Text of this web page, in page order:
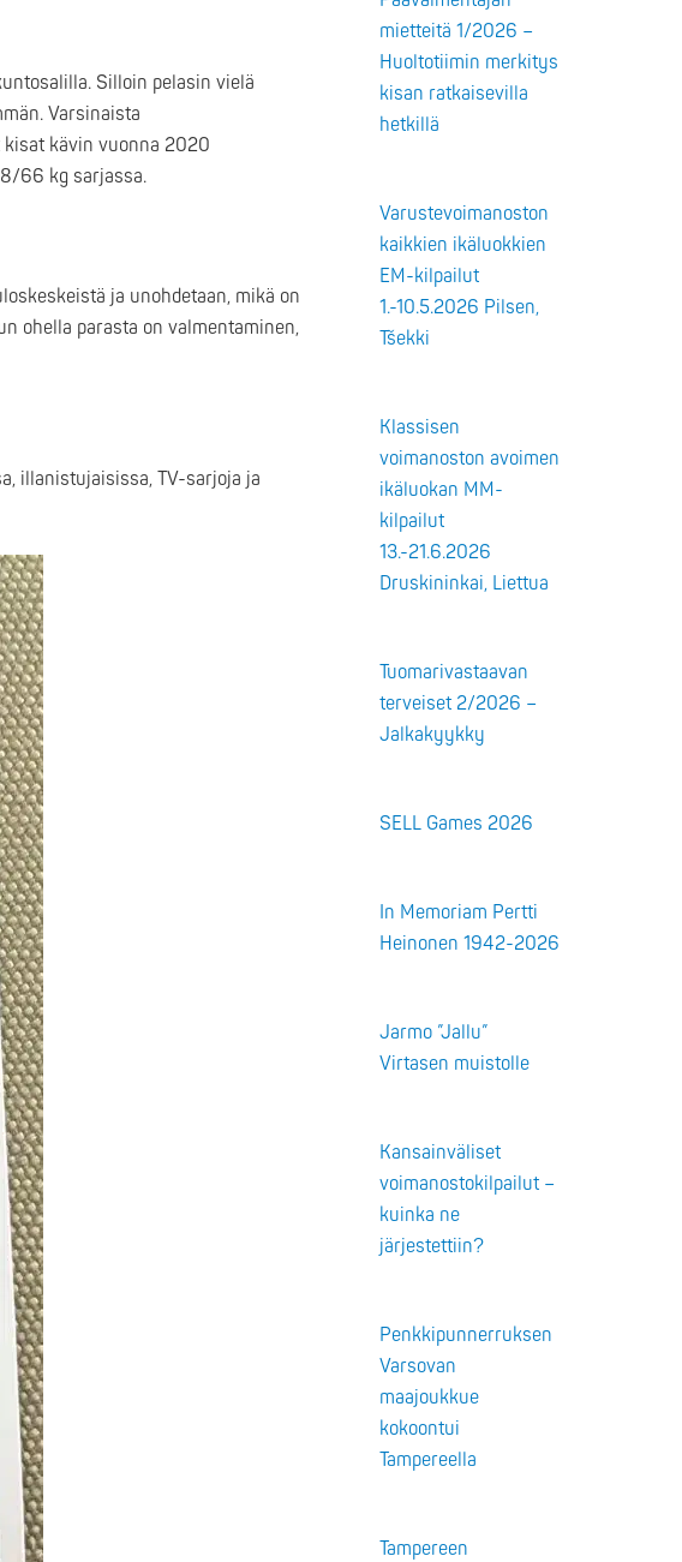
Silloin pelasin vielä
Varsinaista
kävin vuonna 2020
66 kg sarjassa.
ja unohdetaan, mikä on
ohella parasta on valmentaminen,
illanistujaisissa, TV-sarjoja ja
mietteitä 1/2026 –
Huoltotiimin merkitys
kisan ratkaisevilla
hetkillä
Varustevoimanoston
kaikkien ikäluokkien
EM-kilpailut
1.-10.5.2026 Pilsen,
Tšekki
Klassisen
voimanoston avoimen
ikäluokan MM-
kilpailut
13.-21.6.2026
Druskininkai, Liettua
Tuomarivastaavan
terveiset 2/2026 –
Jalkakyykky
SELL Games 2026
In Memoriam Pertti
Heinonen 1942-2026
Jarmo ”Jallu”
Virtasen muistolle
Kansainväliset
voimanostokilpailut –
kuinka ne
järjestettiin?
Penkkipunnerruksen
Varsovan
maajoukkue
kokoontui
Tampereella
Tampereen